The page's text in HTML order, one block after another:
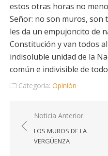
estos otras horas no
Señor: no son muros, son
les da un empujoncito de
Constitución y van todos
indisoluble unidad de la
común e indivisible de
Categoría: Opinión
Navegación
de
entradas
Noticia Anterior
LOS MUROS DE LA
VERGÜENZA